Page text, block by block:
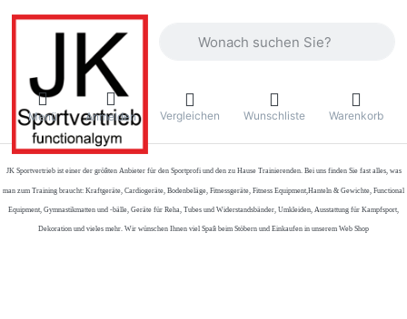
Menü Anmelden Vergleichen Wunschliste Warenkorb
JK Sportvertrieb ist einer der größten Anbieter für den Sportprofi und den zu Hause Trainierenden. Bei uns finden Sie fast alles, was
man zum Training braucht: Kraftgeräte, Cardiogeräte, Bodenbeläge, Fitnessgeräte, Fitness Equipment,Hanteln & Gewichte, Functional
Equipment, Gymnastikmatten und -bälle, Geräte für Reha, Tubes und Widerstandsbänder, Umkleiden, Ausstattung für Kampfsport,
Dekoration und vieles mehr. Wir wünschen Ihnen viel Spaß beim Stöbern und Einkaufen in unserem Web Shop